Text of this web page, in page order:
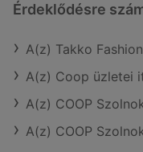
Érdeklődésre
A(z) Takko
A(z) Coop üzletei
A(z) COOP
A(z) COOP